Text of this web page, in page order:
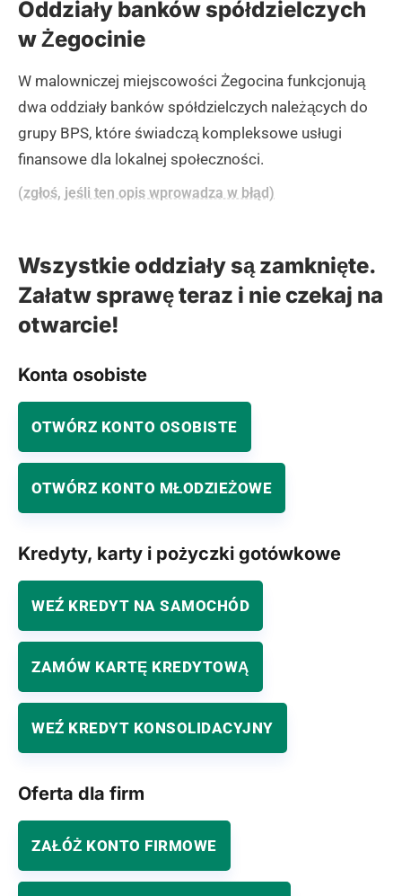
Oddziały banków spółdzielczych
w Żegocinie
W malowniczej miejscowości Żegocina funkcjonują
dwa oddziały banków spółdzielczych należących do
grupy BPS, które świadczą kompleksowe usługi
finansowe dla lokalnej społeczności.
(zgłoś, jeśli ten opis wprowadza w błąd)
Wszystkie oddziały są zamknięte.
Załatw sprawę teraz i nie czekaj na
otwarcie!
Konta osobiste
OTWÓRZ KONTO OSOBISTE
OTWÓRZ KONTO MŁODZIEŻOWE
Kredyty, karty i pożyczki gotówkowe
WEŹ KREDYT NA SAMOCHÓD
ZAMÓW KARTĘ KREDYTOWĄ
WEŹ KREDYT KONSOLIDACYJNY
Oferta dla firm
ZAŁÓŻ KONTO FIRMOWE